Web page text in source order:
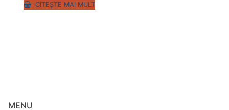
CITEȘTE MAI MULT
MENU